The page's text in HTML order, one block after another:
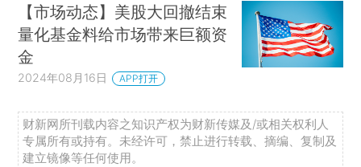
【市场动态】美股大回撤结束
量化基金料给市场带来巨额资
金
2024年08月16日 APP打开
财新网所刊载内容之知识产权为财新传媒及/或相关权利人
专属所有或持有。未经许可，禁止进行转载、摘编、复制及
建立镜像等任何使用。